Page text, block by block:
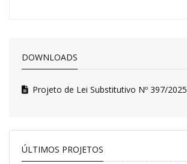
DOWNLOADS
Projeto de Lei Substitutivo Nº 397/2025
ÚLTIMOS PROJETOS